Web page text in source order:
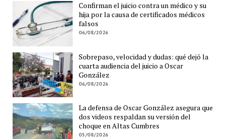
Confirman el juicio contra un médico y su
hija por la causa de certificados médicos
falsos
06/08/2026
Sobrepaso, velocidad y dudas: qué dejó la
cuarta audiencia del juicio a Oscar
González
06/08/2026
La defensa de Oscar González asegura que
dos videos respaldan su versión del
choque en Altas Cumbres
05/08/2026